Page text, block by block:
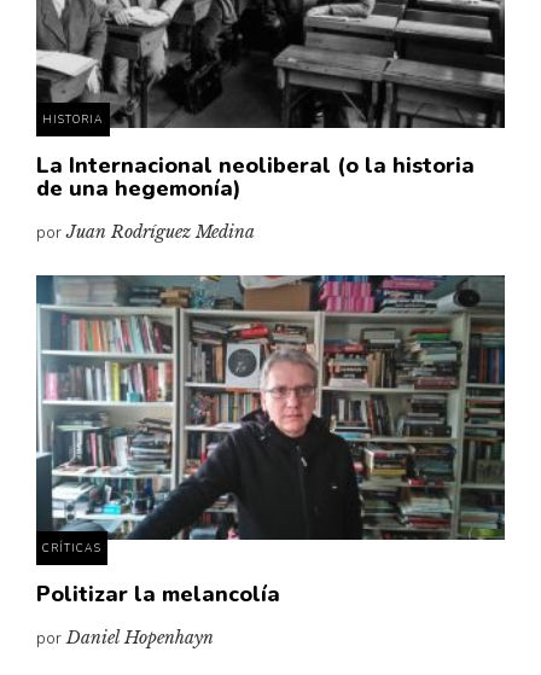
HISTORIA
La Internacional neoliberal (o la historia
de una hegemonía)
porJuan Rodríguez Medina
CRÍTICAS
Politizar la melancolía
porDaniel Hopenhayn